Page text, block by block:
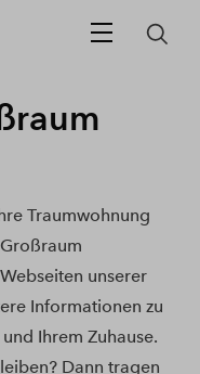
Traumwohnung
unserer
Informationen zu
Ihrem Zuhause.
Dann tragen